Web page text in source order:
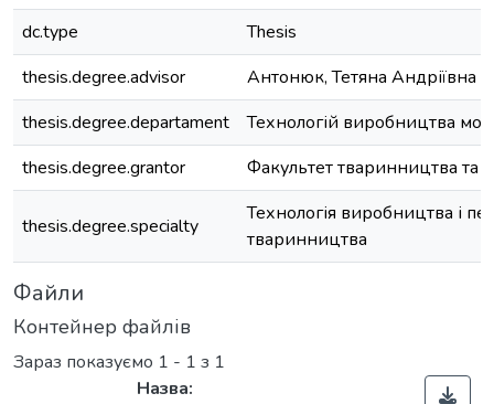
dc.type
Thesis
thesis.degree.advisor
Антонюк, Тетяна Андріївна
thesis.degree.departament
Технологій виробництва
thesis.degree.grantor
Факультет тваринництва та
thesis.degree.specialty
Технологія виробництва і
тваринництва
Файли
Контейнер файлів
Зараз показуємо 1 - 1 з 1
Назва: